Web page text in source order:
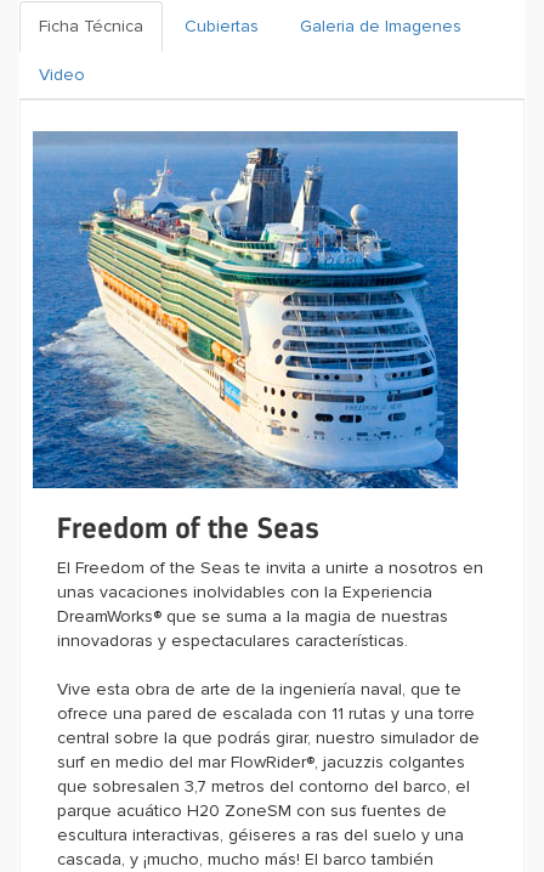
Ficha Técnica Cubiertas Galeria de Imagenes
Video
Freedom of the Seas
El Freedom of the Seas te invita a unirte a nosotros en
unas vacaciones inolvidables con la Experiencia
DreamWorks® que se suma a la magia de nuestras
innovadoras y espectaculares características.
Vive esta obra de arte de la ingeniería naval, que te
ofrece una pared de escalada con 11 rutas y una torre
central sobre la que podrás girar, nuestro simulador de
surf en medio del mar FlowRider®, jacuzzis colgantes
que sobresalen 3,7 metros del contorno del barco, el
parque acuático H20 ZoneSM con sus fuentes de
escultura interactivas, géiseres a ras del suelo y una
cascada, y ¡mucho, mucho más! El barco también